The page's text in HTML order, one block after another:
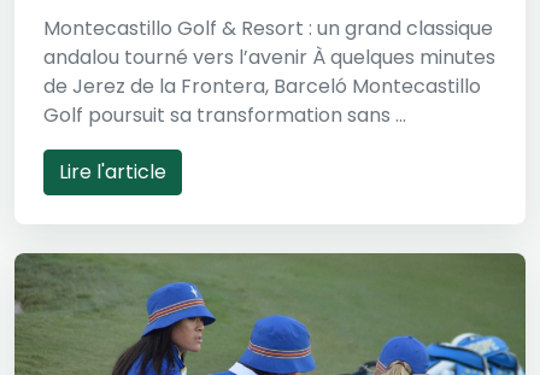
Montecastillo Golf & Resort : un grand classique
andalou tourné vers l’avenir À quelques minutes
de Jerez de la Frontera, Barceló Montecastillo
Golf poursuit sa transformation sans ...
Lire l'article